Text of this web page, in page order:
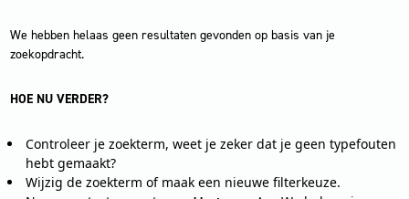
We hebben helaas geen resultaten gevonden op basis van je
zoekopdracht.
HOE NU VERDER?
Controleer je zoekterm, weet je zeker dat je geen typefouten
hebt gemaakt?
Wijzig de zoekterm of maak een nieuwe filterkeuze.